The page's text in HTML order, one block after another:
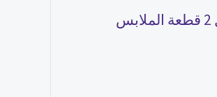
كن أول من يقيم “الوليد الرضع طفل الفتيان السراويل مجموعة خليط سترة تانك القمم مع مرونة الخصر السراويل 2 قطعة الملابس